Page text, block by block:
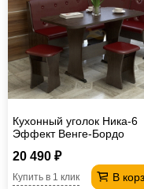
Кухонный уголок Ника-6
Эффект Венге-Бордо
20 490 ₽
В
Купить в 1 клик